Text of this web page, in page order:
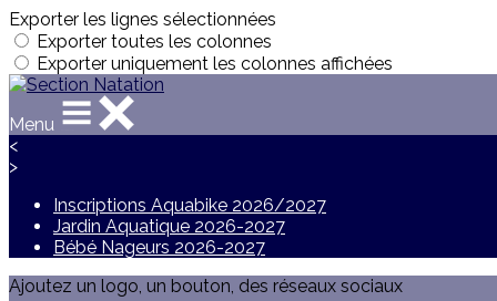
Exporter les lignes sélectionnées
Exporter toutes les colonnes
Exporter uniquement les colonnes affichées
Menu
<
>
Inscriptions Aquabike 2026/2027
Jardin Aquatique 2026-2027
Bébé Nageurs 2026-2027
Ajoutez un logo, un bouton, des réseaux sociaux